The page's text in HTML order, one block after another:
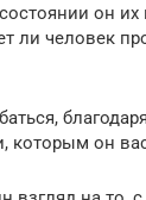
он их
ли человек
которым он